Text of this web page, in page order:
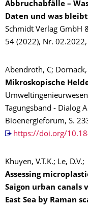
Abbruchabfälle –
Daten und was
Schmidt Verlag GmbH
54 (2022), Nr. 02.2022,
Abendroth, C; Dornack,
Mikroskopische
Tagungsband - Dialog
Bioenergieforum, S.
https://doi.org/
Khuyen, V.T.K.; Le,
Assessing
Saigon urban canals
East Sea by Raman